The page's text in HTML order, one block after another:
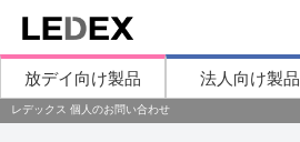
放デイ向け製品 法人向け製品
レデックス 個人のお問い合わせ